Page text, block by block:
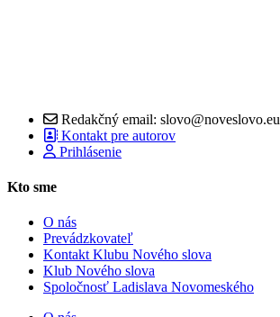
Redakčný email: slovo@noveslovo.eu
Kontakt pre autorov
Prihlásenie
Kto sme
O nás
Prevádzkovateľ
Kontakt Klubu Nového slova
Klub Nového slova
Spoločnosť Ladislava Novomeského